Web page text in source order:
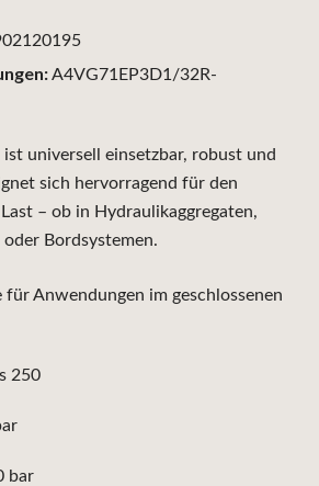
ist universell einsetzbar, robust und
sich hervorragend für den
– ob in Hydraulikaggregaten,
Bordsystemen.
für Anwendungen im geschlossenen
250
bar
A4VG71EP3D1/32R-